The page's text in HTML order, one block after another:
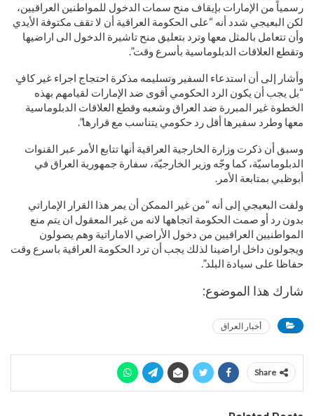
رسمياً من الإمارات بإيقاف منح سمات الدخول للمواطنين العراقيين،
لكن البعيجي شدد أنه “على الحكومة العراقية أن لا تقف مكتوفة الأيدي
وأن تتعامل بالمثل معها وترد بتعليق منح تاشيرة الدخول الى اراضيها
وتقطع العلاقات الدبلوماسية بأسرع وقت”.
وأشار إلى أن استدعاء السفير وتسليمه مذكرة احتجاج اجراء غير كافٍ
“بل يجب أن يكون الرد الحكومي أقوى ضد الإمارات لقيامهم بهذه
الخطوة غير المبررة ضد العراق وشعبه وقطع العلاقات الدبلوماسية
معها وطرد سفيرها أقل رد حكومي يتناسب مع قرارها”.
وسبق أن ذكرت وزارة الخارجية العراقية أنها تتابع الأمر عبر القنوات
الدبلوماسيّة، كما وجّه وزير الخارجيّة، سفارة جمهورية العراق في
أبوظبي بمتابعة الأمر.
ولفت البعيجي إلى أنه “من غير الممكن أن يمر هذا القرار الإماراتي
بدون رد أو صمت الحكومة اتجاهها لانه من غير المعقول ان يتم منع
المواطنيين العراقيين من دخول الأراضي الاماراتية وهم يصولون
ويجولون داخل اراضينا لذلك يجب أن ترد الحكومة العراقية باسرع وقت
حفاظا على سيادة البلد”.
شارك هذا الموضوع:
أخبار العراق
Share